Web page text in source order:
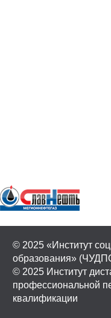
© 2025 «Институт
образования»
© 2025 Институт
профессиональной
квалификации